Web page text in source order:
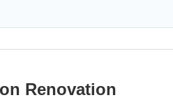
Renovation